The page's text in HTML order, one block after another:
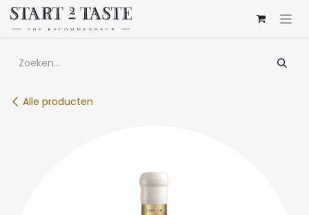
Overslaan naar inhoud
Alle producten